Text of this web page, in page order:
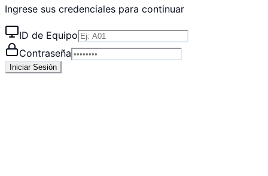
Ingrese sus credenciales para continuar
ID de Equipo
Contraseña
Iniciar Sesión